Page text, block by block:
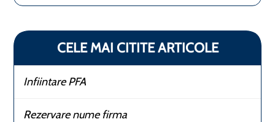
CELE MAI CITITE ARTICOLE
Infiintare PFA
Rezervare nume firma